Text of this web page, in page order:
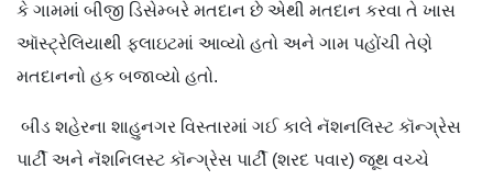
કે ગામમાં બીજી ડિસેમ્બરે મતદાન છે એથી મતદાન કરવા તે ખાસ
ઑસ્ટ્રેલિયાથી ફ્લાઇટમાં આવ્યો હતો અને ગામ પહોંચી તેણે
મતદાનનો હક બજાવ્યો હતો.
બીડ શહેરના શાહુનગર વિસ્તારમાં ગઈ કાલે નૅશનલિસ્ટ કૉન્ગ્રેસ
પાર્ટી અને નૅશનિલસ્ટ કૉન્ગ્રેસ પાર્ટી (શરદ પવાર) જૂથ વચ્ચે